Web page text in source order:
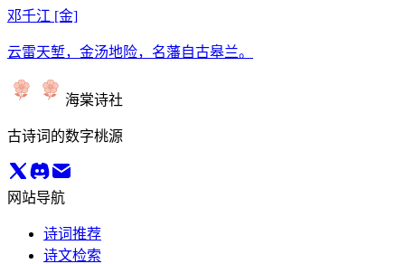
邓千江 [金]
云雷天堑，金汤地险，名藩自古皋兰。
海棠诗社
古诗词的数字桃源
网站导航
诗词推荐
诗文检索